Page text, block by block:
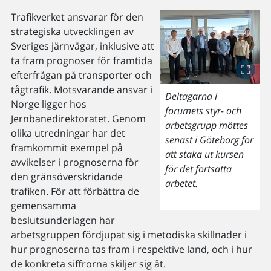
Deltagarna i
forumets styr- och
arbetsgrupp möttes
senast i Göteborg for
att staka ut kursen
för det fortsatta
arbetet.
Trafikverket ansvarar för den
strategiska utvecklingen av
Sveriges järnvägar, inklusive att
ta fram prognoser för framtida
efterfrågan på transporter och
tågtrafik. Motsvarande ansvar i
Norge ligger hos
Jernbanedirektoratet. Genom
olika utredningar har det
framkommit exempel på
avvikelser i prognoserna för
den gränsöverskridande
trafiken. För att förbättra de
gemensamma
beslutsunderlagen har
arbetsgruppen fördjupat sig i metodiska skillnader i
hur prognoserna tas fram i respektive land, och i hur
de konkreta siffrorna skiljer sig åt.